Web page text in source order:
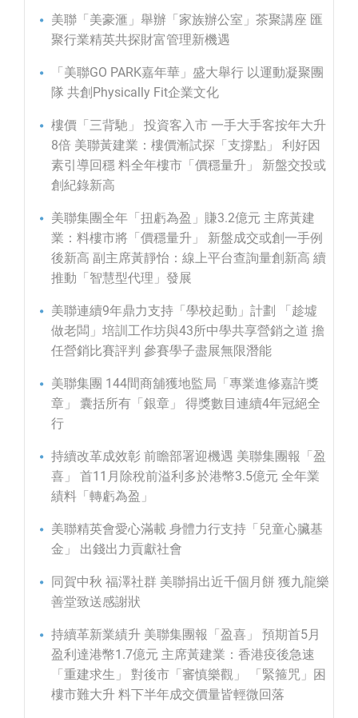
美聯「美豪滙」舉辦「家族辦公室」茶聚講座 匯
聚行業精英共探財富管理新機遇
「美聯GO PARK嘉年華」盛大舉行 以運動凝聚團
隊 共創Physically Fit企業文化
樓價「三背馳」 投資客入市 一手大手客按年大升
8倍 美聯黃建業：樓價漸試探「支撐點」 利好因
素引導回穩 料全年樓市「價穩量升」 新盤交投或
創紀錄新高
美聯集團全年「扭虧為盈」賺3.2億元 主席黃建
業：料樓市將「價穩量升」 新盤成交或創一手例
後新高 副主席黃靜怡：線上平台查詢量創新高 續
推動「智慧型代理」發展
美聯連續9年鼎力支持「學校起動」計劃 「趁墟
做老闆」培訓工作坊與43所中學共享營銷之道 擔
任營銷比賽評判 參賽學子盡展無限潛能
美聯集團 144間商舖獲地監局「專業進修嘉許獎
章」 囊括所有「銀章」 得獎數目連續4年冠絕全
行
持續改革成效彰 前瞻部署迎機遇 美聯集團報「盈
喜」 首11月除稅前溢利多於港幣3.5億元 全年業
績料「轉虧為盈」
美聯精英會愛心滿載 身體力行支持「兒童心臟基
金」 出錢出力貢獻社會
同賀中秋 福澤社群 美聯捐出近千個月餅 獲九龍樂
善堂致送感謝狀
持續革新業績升 美聯集團報「盈喜」 預期首5月
盈利達港幣1.7億元 主席黃建業：香港疫後急速
「重建求生」 對後市「審慎樂觀」 「緊箍咒」困
樓市難大升 料下半年成交價量皆輕微回落